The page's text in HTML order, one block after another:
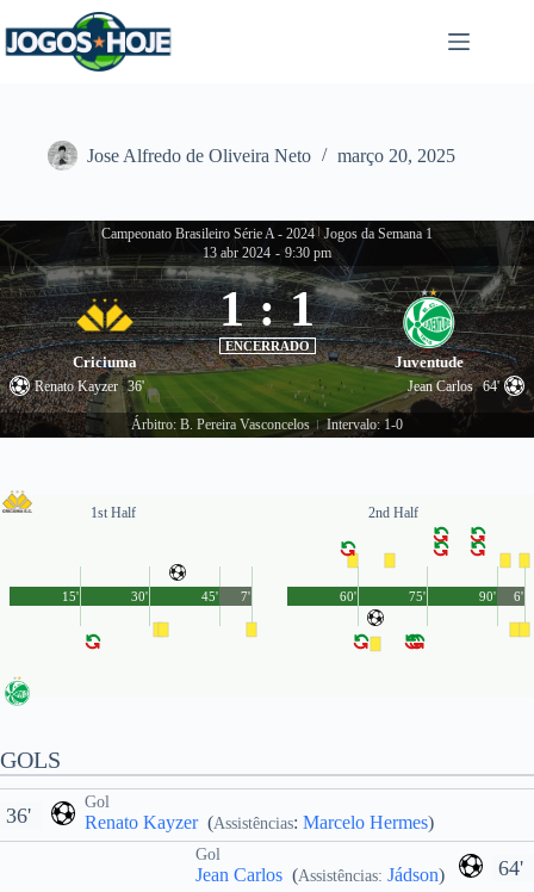
para
o
Jose Alfredo de Oliveira Neto março 20, 2025
Campeonato Brasileiro Série A - 2024 Jogos da Semana 1
13 abr 2024 - 9:30 pm
Criciuma
1 : 1
ENCERRADO
Juventude
Renato Kayzer 36' Jean Carlos 64'
Árbitro: B. Pereira Vasconcelos Intervalo: 1-0
1st Half
45'
15' 30' 7'
2nd Half
90'
60' 75' 6'
GOLS
Gol
Renato Kayzer (Assistências: Marcelo Hermes)
36'
64'
Gol
Jean Carlos (Assistências: Jádson)